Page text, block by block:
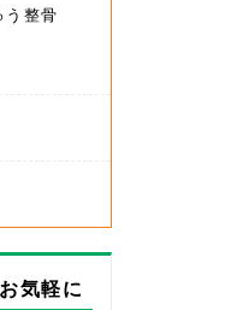
う整骨
気軽に